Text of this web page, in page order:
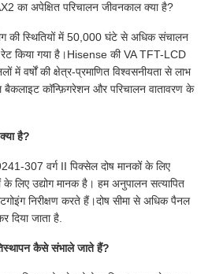
का अपेक्षित परिचालन जीवनकाल क्या है?
की स्थितियों में 50,000 घंटे से अधिक संचालन
किया गया है।Hisense की VA TFT-LCD
में वर्षों की क्षेत्र-प्रमाणित विश्वसनीयता से लाभ
बैकलाइट कॉन्फ़िगरेशन और परिचालन वातावरण के
है?
307 वर्ग II पिक्सेल दोष मानकों के लिए
लिए उद्योग मानक है। हम अनुपालन सत्यापित
निरीक्षण करते हैं।दोष सीमा से अधिक पैनल
दिया जाता है.
कैसे संभाले जाते हैं?